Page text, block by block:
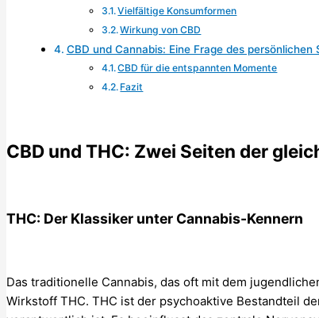
Vielfältige Konsumformen
Wirkung von CBD
CBD und Cannabis: Eine Frage des persönlichen
CBD für die entspannten Momente
Fazit
CBD und THC: Zwei Seiten der
THC: Der Klassiker unter Cannabis-Kennern
Das traditionelle Cannabis, das oft mit dem
Wirkstoff THC. THC ist der psychoaktive Bestandteil